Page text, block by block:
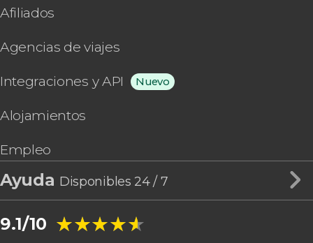
Afiliados
Agencias de viajes
Integraciones y API Nuevo
Alojamientos
Empleo
Ayuda Disponibles 24 / 7
9.1/10 ★★★★★
★★★★★